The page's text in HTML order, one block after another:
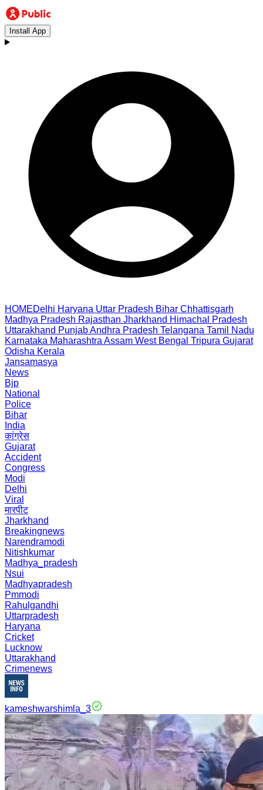
Install App
HOMEDelhi Haryana Uttar Pradesh Bihar Chhattisgarh
Madhya Pradesh Rajasthan Jharkhand Himachal Pradesh
Uttarakhand PunjabAndhra Pradesh Telangana Tamil Nadu
Karnataka Maharashtra Assam West Bengal Tripura Gujarat
Odisha Kerala
Jansamasya
News
Bjp
National
Police
Bihar
India
कांग्रेस
Gujarat
Accident
Congress
Modi
Delhi
Viral
मारपीट
Jharkhand
Breakingnews
Narendramodi
Nitishkumar
Madhya_pradesh
Nsui
Madhyapradesh
Pmmodi
Rahulgandhi
Uttarpradesh
Haryana
Cricket
Lucknow
Uttarakhand
Crimenews
kameshwarshimla_3